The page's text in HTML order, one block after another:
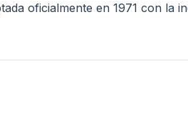
oficialmente en 1971 con la